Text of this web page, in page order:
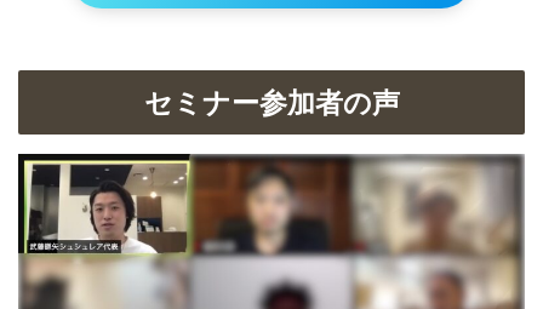
セミナー参加者の声